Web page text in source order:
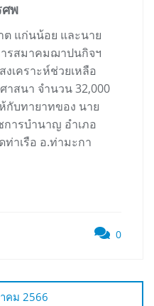
ศพ
ต แก่นน้อย และนาย
รสมาคมฌาปนกิจฯ
เคราะห์ช่วยเหลือ
สนา จำนวน 32,000
กับทายาทของ นาย
ารบำนาญ อำเภอ
าเรือ อ.ท่ามะกา
0
คม 2566